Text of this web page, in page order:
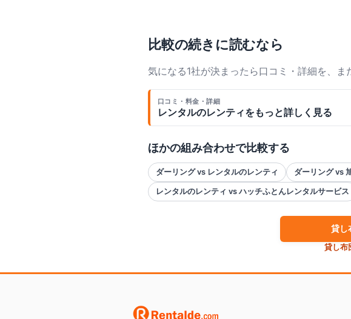
比較の続きに読むなら
気になる1社が決まったら口コミ・詳細を、
口コミ・料金・詳細
レンタルのレンティをもっと詳しく見る
ほかの組み合わせで比較する
ダーリング vs レンタルのレンティ ダーリング vs
レンタルのレンティ vs ハッチふとんレンタルサービス
貸し
貸し布